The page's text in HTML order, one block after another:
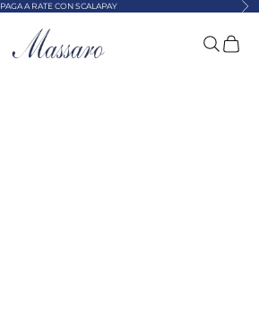
PAGA A RATE CON SCALAPAY
MASSARO ABBIGLIAMENTO Cerca